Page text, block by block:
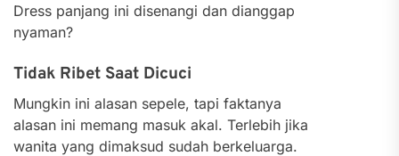
Dress panjang ini disenangi dan dianggap
nyaman?
Tidak Ribet Saat Dicuci
Mungkin ini alasan sepele, tapi faktanya
alasan ini memang masuk akal. Terlebih jika
wanita yang dimaksud sudah berkeluarga.